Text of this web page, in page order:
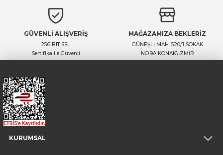
GÜVENLİ ALIŞVERİŞ
256 BIT SSL
Sertifika ile Güvenli
MAĞAZAMIZA BEKLERİZ
GÜNEŞLİ MAH. 520/1 SOKAK
NO:9A KONAK\İZMİR
KURUMSAL